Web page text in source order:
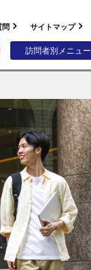
問 サイトマップ
訪問者別メニュー